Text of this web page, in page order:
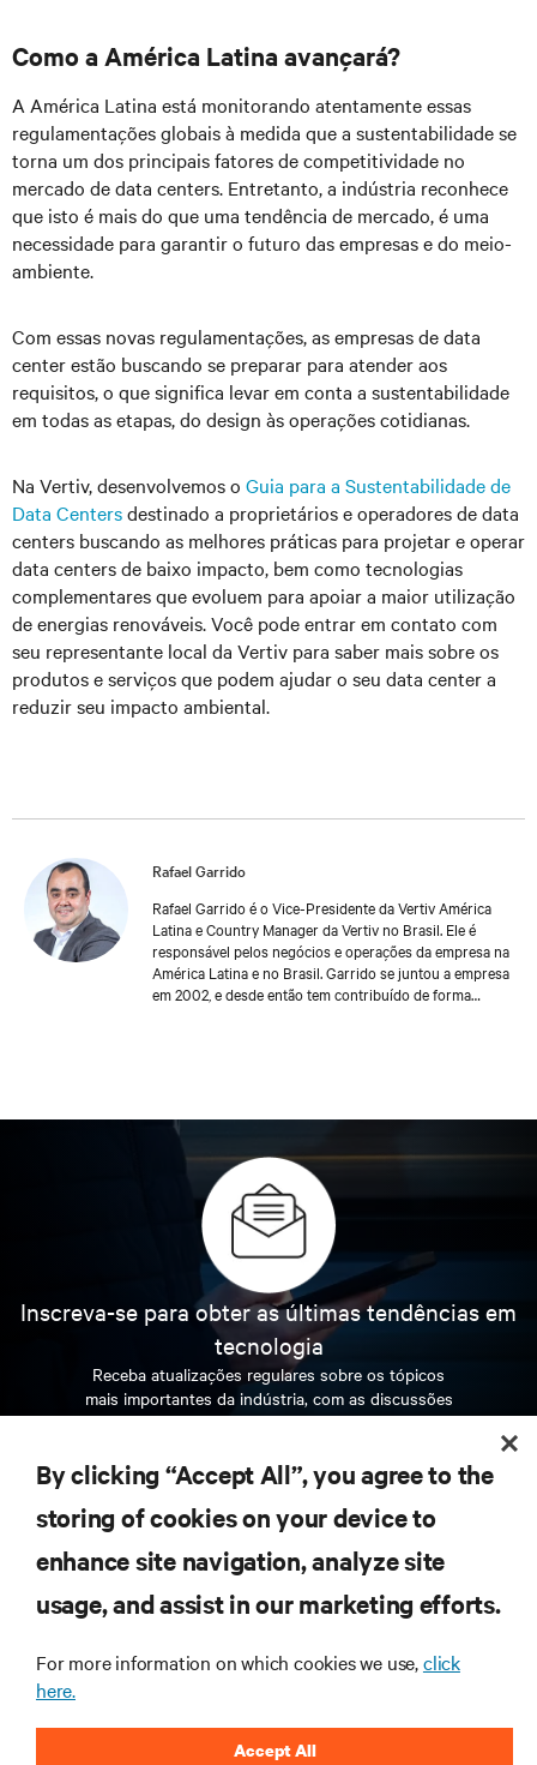
Como a América Latina avançará?
A América Latina está monitorando atentamente essas
regulamentações globais à medida que a sustentabilidade se
torna um dos principais fatores de competitividade no
mercado de data centers. Entretanto, a indústria reconhece
que isto é mais do que uma tendência de mercado, é uma
necessidade para garantir o futuro das empresas e do meio-
ambiente.
Com essas novas regulamentações, as empresas de data
center estão buscando se preparar para atender aos
requisitos, o que significa levar em conta a sustentabilidade
em todas as etapas, do design às operações cotidianas.
Na Vertiv, desenvolvemos o Guia para a Sustentabilidade de
Data Centersdestinado a proprietários e operadores de data
centers buscando as melhores práticas para projetar e operar
data centers de baixo impacto, bem como tecnologias
complementares que evoluem para apoiar a maior utilização
de energias renováveis. Você pode entrar em contato com
seu representante local da Vertiv para saber mais sobre os
produtos e serviços que podem ajudar o seu data center a
reduzir seu impacto ambiental.
Rafael Garrido
Rafael Garrido é o Vice-Presidente da Vertiv América
Latina e Country Manager da Vertiv no Brasil. Ele é
responsável pelos negócios e operações da empresa na
América Latina e no Brasil. Garrido se juntou a empresa
em 2002, e desde então tem contribuído de forma
digital dos negócios dos usuários finais das soluções e
Inscreva-se para obter as últimas tendências em
tecnologia
Receba atualizações regulares sobre os tópicos
mais importantes da indústria, com as discussões
mais recentes e insights de especialistas sobre
RECURSOS
SUPORTE
CORPORATIVO
By clicking “Accept All”, you agree to the
storing of cookies on your device to
enhance site navigation, analyze site
usage, and assist in our marketing efforts.
For more information on which cookies we use,click
here.
Accept All